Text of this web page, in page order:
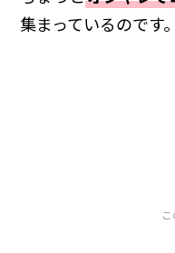
集まっているのです。